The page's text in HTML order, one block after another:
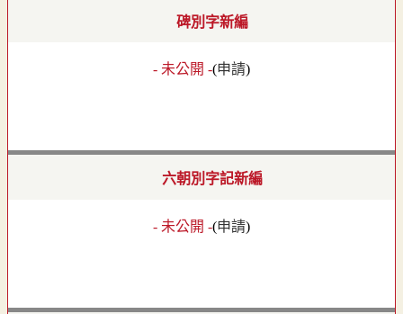
碑別字新編
- 未公開 -(申請)
六朝別字記新編
- 未公開 -(申請)